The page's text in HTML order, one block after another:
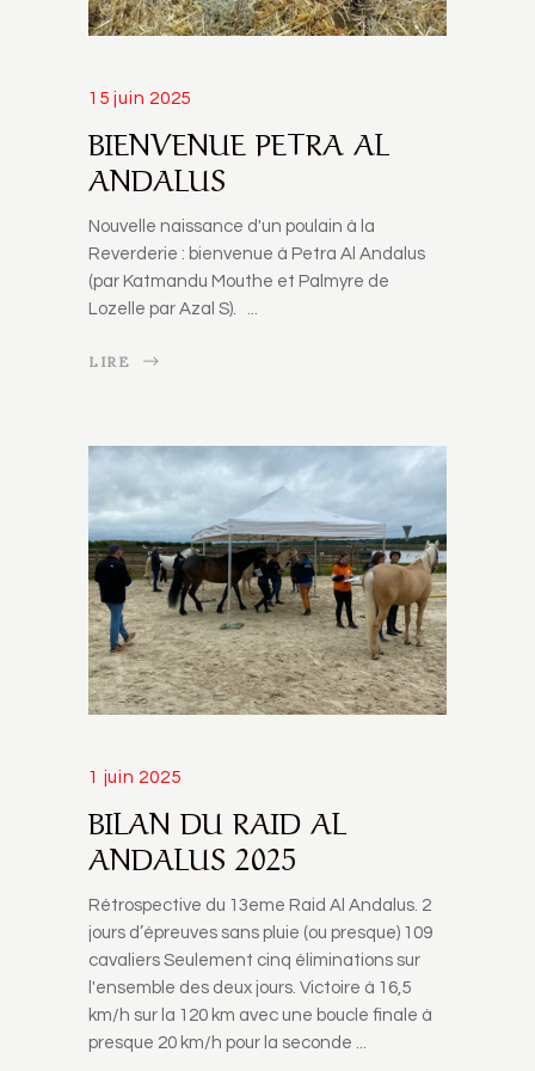
15 juin 2025
BIENVENUE PETRA AL
ANDALUS
Nouvelle naissance d'un poulain à la
Reverderie : bienvenue à Petra Al Andalus
(par Katmandu Mouthe et Palmyre de
Lozelle par Azal S).
LIRE
1 juin 2025
BILAN DU RAID AL
ANDALUS 2025
Rétrospective du 13eme Raid Al Andalus. 2
jours d’épreuves sans pluie (ou presque) 109
cavaliers Seulement cinq éliminations sur
l'ensemble des deux jours. Victoire à 16,5
km/h sur la 120 km avec une boucle finale à
presque 20 km/h pour la seconde